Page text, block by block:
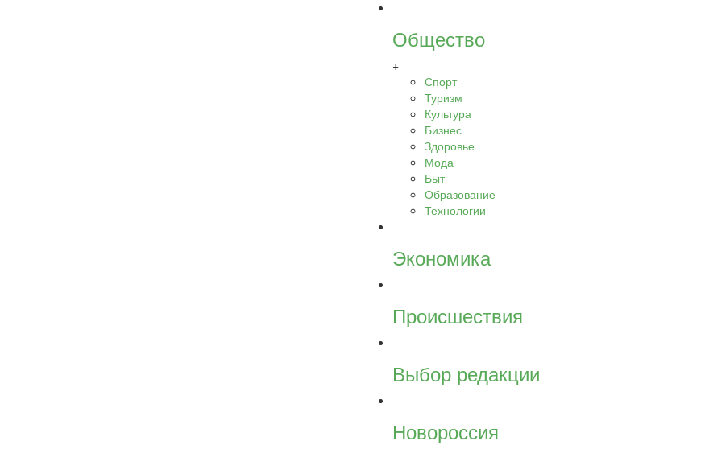
Общество
+
Спорт
Туризм
Культура
Бизнес
Здоровье
Мода
Быт
Образование
Технологии
Экономика
Происшествия
Выбор редакции
Новороссия